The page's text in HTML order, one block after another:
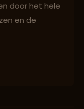
door het hele
en de